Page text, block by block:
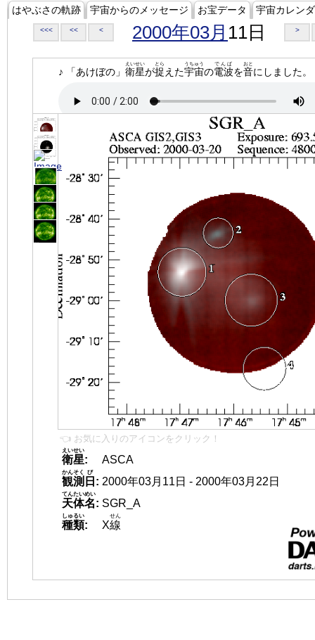
はやぶさの軌跡 宇宙からのメッセージ お宝データ 宇宙カレン
<<< << < 2000年03月 11日 >
♪ 「あけぼの」 衛星
えいせい
が捉
とら
えた宇宙
うちゅう
の電波
でんぱ
を音
おと
にしました。
👈 お気に入りのアイコンをクリック！
衛星
えいせい
:
ASCA
観測
かんそく
日
び
: 2000年03月11日 - 2000年03月22日
天体名
てんたいめい
: SGR_A
種類
しゅるい
: X線
せん